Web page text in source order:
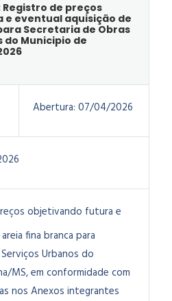
de preços
eventual aquisição de
Secretaria de Obras
do Municipio de
Abertura: 07/04/2026
objetivando futura e
fina branca para
Urbanos do
MS, em conformidade com
nos Anexos integrantes